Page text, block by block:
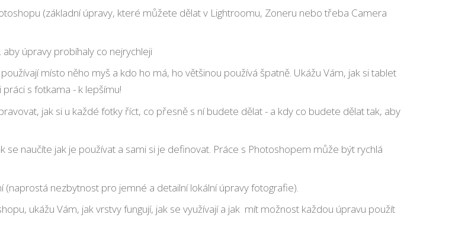
(základní úpravy, které můžete dělat v Lightroomu, Zoneru nebo třeba Camera
úpravy probíhaly co nejrychleji
místo něho myš a kdo ho má, ho většinou používá špatně. Ukážu Vám, jak si tablet
s fotkama - k lepšímu!
jak si u každé fotky říct, co přesně s ní budete dělat - a kdy co budete dělat tak, aby
se naučíte jak je používat a sami si je definovat. Práce s Photoshopem může být rychlá
(naprostá nezbytnost pro jemné a detailní lokální úpravy fotografie).
ukážu Vám, jak vrstvy fungují, jak se využívají a jak mít možnost každou úpravu použít